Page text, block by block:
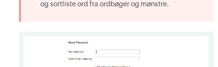
og sortliste ord fra ordbøger og mønstre.